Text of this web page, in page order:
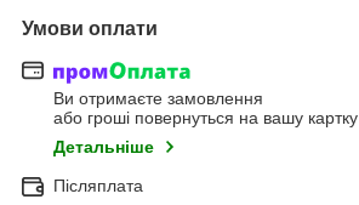
Умови оплати
Ви отримаєте замовлення
або гроші повернуться на вашу картку
Детальніше
Післяплата